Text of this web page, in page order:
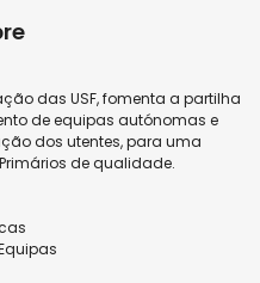
das USF, fomenta a partilha
de equipas autónomas e
dos utentes, para uma
de qualidade.